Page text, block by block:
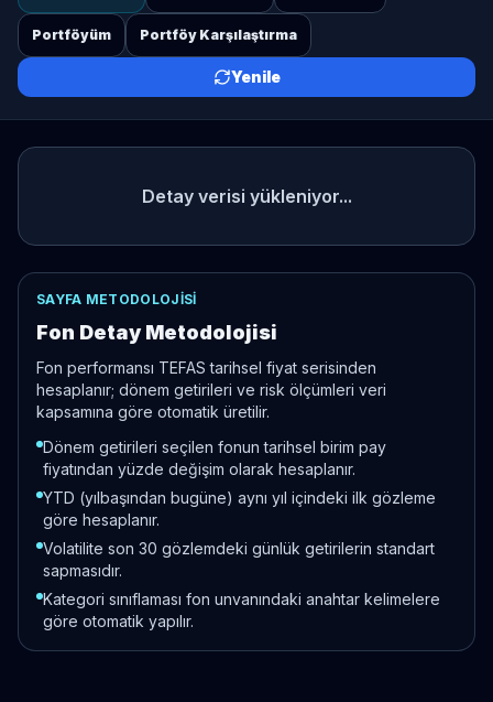
Portföyüm Portföy Karşılaştırma
Yenile
Detay verisi yükleniyor...
SAYFA METODOLOJISI
Fon Detay Metodolojisi
Fon performansı TEFAS tarihsel fiyat serisinden
hesaplanır; dönem getirileri ve risk ölçümleri veri
kapsamına göre otomatik üretilir.
Dönem getirileri seçilen fonun tarihsel birim pay
fiyatından yüzde değişim olarak hesaplanır.
YTD (yılbaşından bugüne) aynı yıl içindeki ilk gözleme
göre hesaplanır.
Volatilite son 30 gözlemdeki günlük getirilerin standart
sapmasıdır.
Kategori sınıflaması fon unvanındaki anahtar kelimelere
göre otomatik yapılır.